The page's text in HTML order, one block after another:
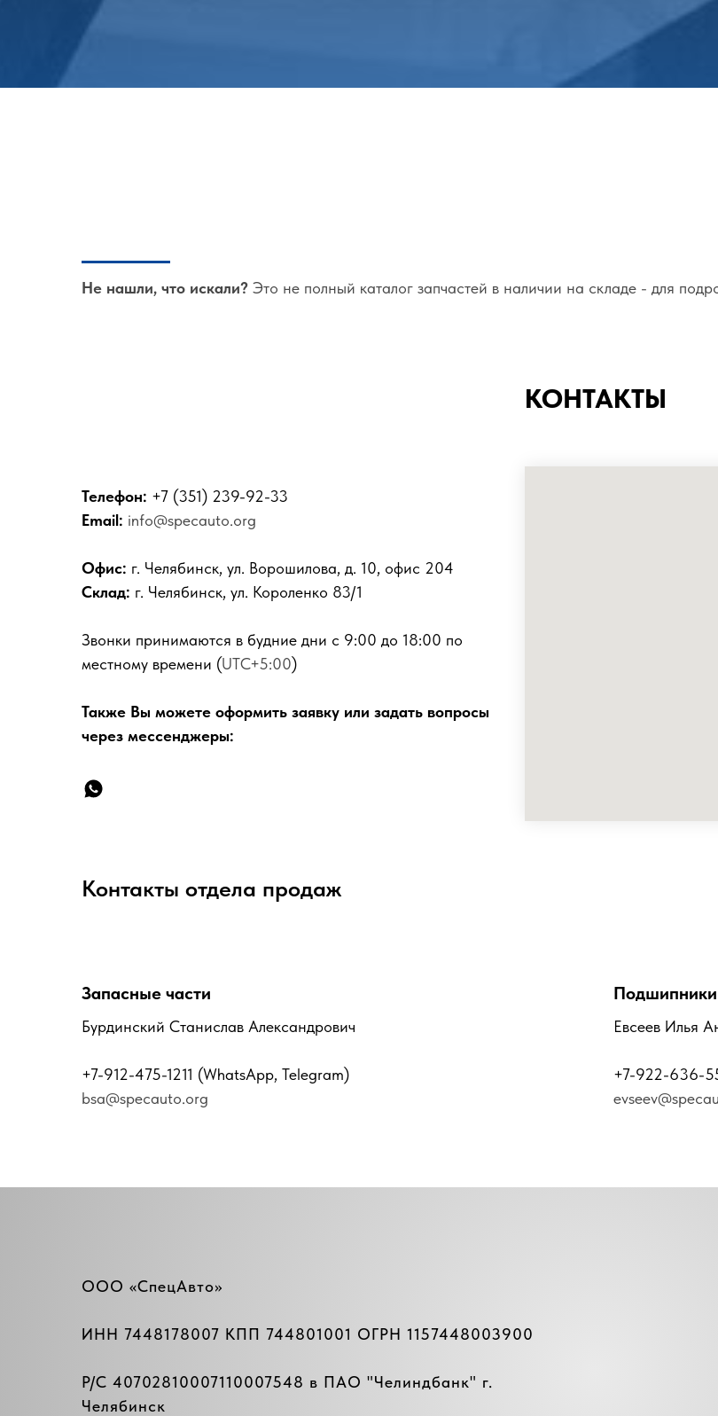
Не нашли, что искали? Это не полный каталог запчастей в наличии на складе - для
КОНТАКТЫ
Телефон: +7 (351) 239-92-33
Email: info@specauto.org
Офис: г. Челябинск, ул. Ворошилова, д. 10, офис 204
Склад: г. Челябинск, ул. Короленко 83/1
Звонки принимаются в будние дни с 9:00 до 18:00 по
местному времени (UTC+5:00)
Также Вы можете оформить заявку или задать вопросы
через мессенджеры:
Контакты отдела продаж
Запасные части
Бурдинский Станислав Александрович
+7-912-475-1211 (WhatsApp, Telegram)
bsa@specauto.org
Подшипники
Евсеев Илья
+7-922-636-
ООО «СпецАвто»
ИНН 7448178007 КПП 744801001 ОГРН 1157448003900
Р/C 40702810007110007548 в ПАО "Челиндбанк" г.
Челябинск